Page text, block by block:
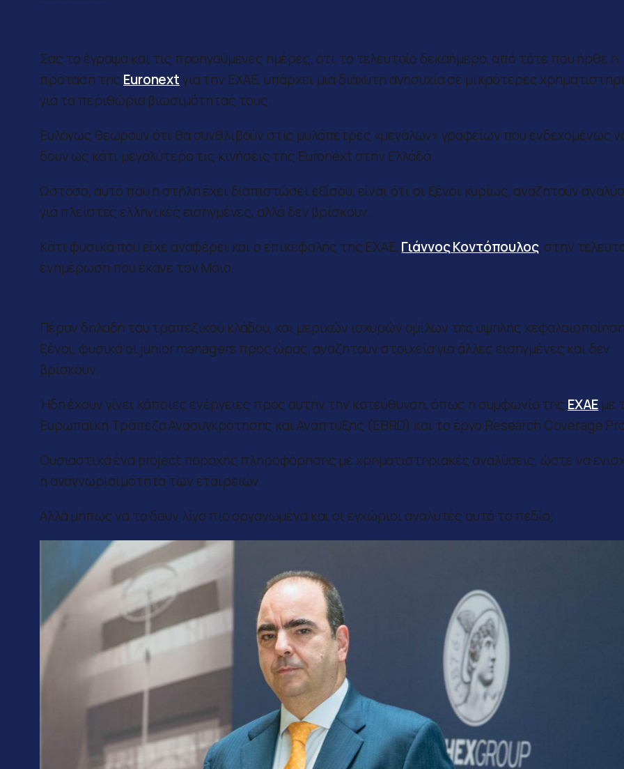
Σας το έγραψα και τις προηγούμενες ημέρες, ότι το τελευταίο δεκαήμερο, από τότε που ήρθε η
πρόταση τηςEuronextγια την ΕΧΑΕ, υπάρχει μια διάχυτη ανησυχία σε μικρότερες
για τα περιθώρια βιωσιμότητας τους.
Ευλόγως θεωρούν ότι θα συνθλιβούν στις μυλόπετρες «μεγάλων» γραφείων που ενδεχομένως
δουν ως κάτι μεγαλύτερο τις κινήσεις της Euronext στην Ελλάδα.
Ωστόσο, αυτό που η στήλη έχει διαπιστώσει εξίσου, είναι ότι οι ξένοι κυρίως, αναζητούν
για πλείστες ελληνικές εισηγμένες, αλλά δεν βρίσκουν.
Κάτι φυσικά που είχε αναφέρει και ο επικεφαλής της ΕΧΑΕ, Γιάννος Κοντόπουλος, στην
ενημέρωση που έκανε τον Μάιο.
Πέραν δηλαδή του τραπεζικού κλάδου, και μερικών ισχυρών ομίλων της υψηλής
ξένοι, φυσικά οι junior managers προς ώρας, αναζητούν στοιχεία για άλλες εισηγμένες και δεν
βρίσκουν.
Ήδη έχουν γίνει κάποιες ενέργειες προς αυτήν την κατεύθυνση, όπως η συμφωνία της ΕΧΑΕ με
Ευρωπαϊκή Τράπεζα Ανασυγκρότησης και Ανάπτυξης (EBRD) και το έργο Research Coverage
Ουσιαστικά ένα project παροχής πληροφόρησης με χρηματιστηριακές αναλύσεις, ώστε να
η αναγνωρισιμότητα των εταιρειών.
Αλλά μήπως να το δουν λίγο πιο οργανωμένα και οι εγχώριοι αναλυτές αυτό το πεδίο;